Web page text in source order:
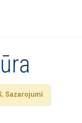
, Sazarojumi